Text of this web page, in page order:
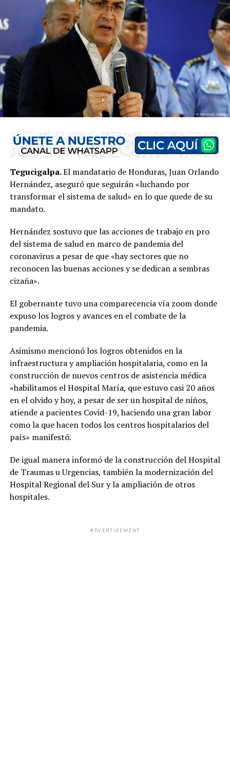
Tegucigalpa.El mandatario de Honduras, Juan Orlando
Hernández, aseguró que seguirán «luchando por
transformar el sistema de salud» en lo que quede de su
mandato.
Hernández sostuvo que las acciones de trabajo en pro
del sistema de salud en marco de pandemia del
coronavirus a pesar de que «hay sectores que no
reconocen las buenas acciones y se dedican a sembras
cizaña».
El gobernante tuvo una comparecencia vía zoom donde
expuso los logros y avances en el combate de la
pandemia.
Asimismo mencionó los logros obtenidos en la
infraestructura y ampliación hospitalaria, como en la
construcción de nuevos centros de asistencia médica
«habilitamos el Hospital María, que estuvo casi 20 años
en el olvido y hoy, a pesar de ser un hospital de niños,
atiende a pacientes Covid-19, haciendo una gran labor
como la que hacen todos los centros hospitalarios del
país» manifestó.
De igual manera informó de la construcción del Hospital
de Traumas u Urgencias, también la modernización del
Hospital Regional del Sur y la ampliación de otros
hospitales.
ADVERTISEMENT